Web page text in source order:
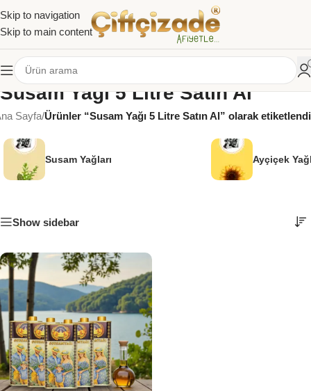
Skip to navigation
Skip to main content
Susam Yağı 5 Litre Satın Al
Sayfa/Ürünler “Susam Yağı 5 Litre Satın Al” olarak etiketlendi
Susam Yağları Ayçiçek
Show sidebar